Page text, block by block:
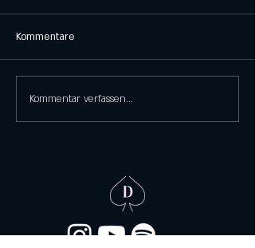
Kommentare
Kommentar verfassen...